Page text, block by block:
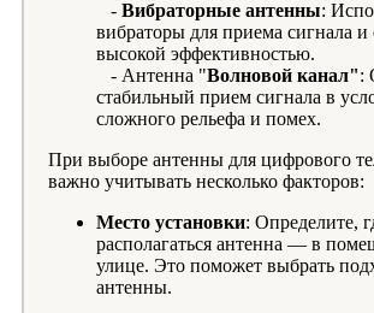
- Вибраторные антенны:
вибраторы для приема сигнала и
высокой эффективностью.
- Антенна "Волновой канал":
стабильный прием сигнала в
сложного рельефа и помех.
При выборе антенны для цифрового
важно учитывать несколько факторов:
Место установки: Определите,
располагаться антенна — в
улице. Это поможет выбрать
антенны.